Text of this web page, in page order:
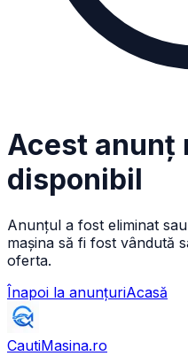
Acest anunț
disponibil
Anunțul a fost eliminat
mașina să fi fost vândută
oferta.
Înapoi la anunțuriAcasă
CautiMasina.ro